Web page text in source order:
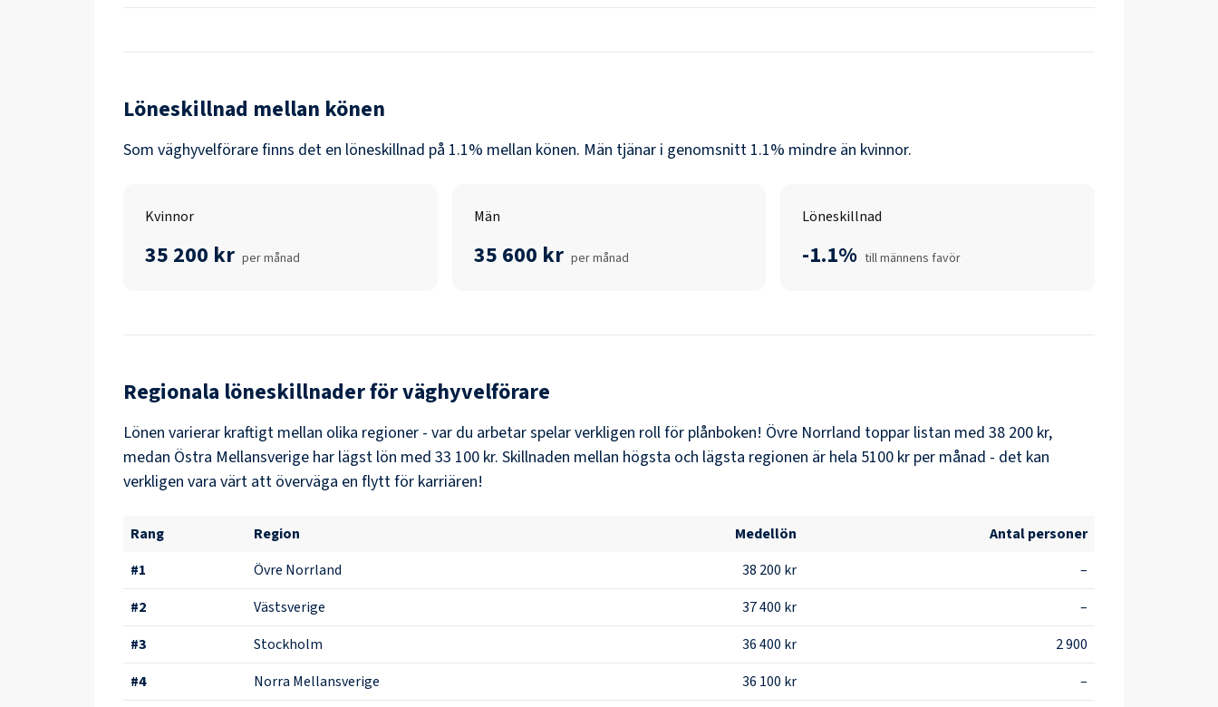
Löneskillnad mellan könen
Som väghyvelförarefinns det en löneskillnad på 1.1% mellan könen. Män tjänar i genomsnitt 1.1% mindre än kvinnor.
Kvinnor
35 200 kr per månad
Män
35 600 kr per månad
Löneskillnad
-1.1% till männens favör
Regionala löneskillnader förväghyvelförare
Lönen varierar kraftigt mellan olika regioner - var du arbetar spelar verkligen roll för plånboken! Övre Norrland toppar listan med 38 200 kr,
medan Östra Mellansverige har lägst lön med 33 100 kr. Skillnaden mellan högsta och lägsta regionen är hela 5100 kr per månad - det kan
verkligen vara värt att överväga en flytt för karriären!
Rang Region Medellön
Antal personer
#1 Övre Norrland 38 200 kr
–
#2 Västsverige 37 400 kr
–
#3 Stockholm 36 400 kr
2 900
#4 Norra Mellansverige 36 100 kr –